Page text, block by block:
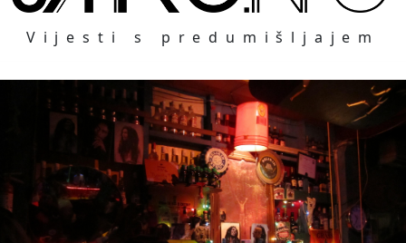
Vijesti s predumišljajem